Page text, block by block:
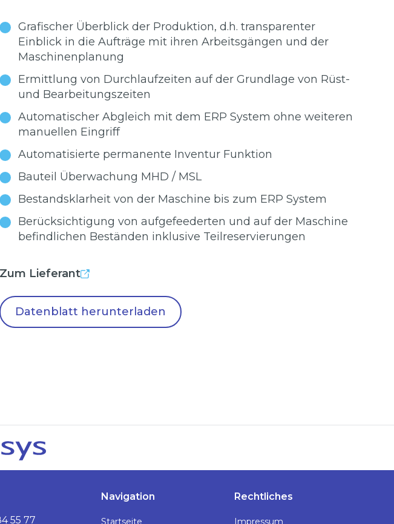
Grafischer Überblick der Produktion, d.h. transparenter
Einblick in die Aufträge mit ihren Arbeitsgängen und der
Maschinenplanung
Ermittlung von Durchlaufzeiten auf der Grundlage von Rüst-
und Bearbeitungszeiten
Automatischer Abgleich mit dem ERP System ohne weiteren
manuellen Eingriff
Automatisierte permanente Inventur Funktion
Bauteil Überwachung MHD / MSL
Bestandsklarheit von der Maschine bis zum ERP System
Berücksichtigung von aufgefeederten und auf der Maschine
befindlichen Beständen inklusive Teilreservierungen
Zum Lieferant
Datenblatt herunterladen
55 77
Navigation
Startseite
Rechtliches
Impressum